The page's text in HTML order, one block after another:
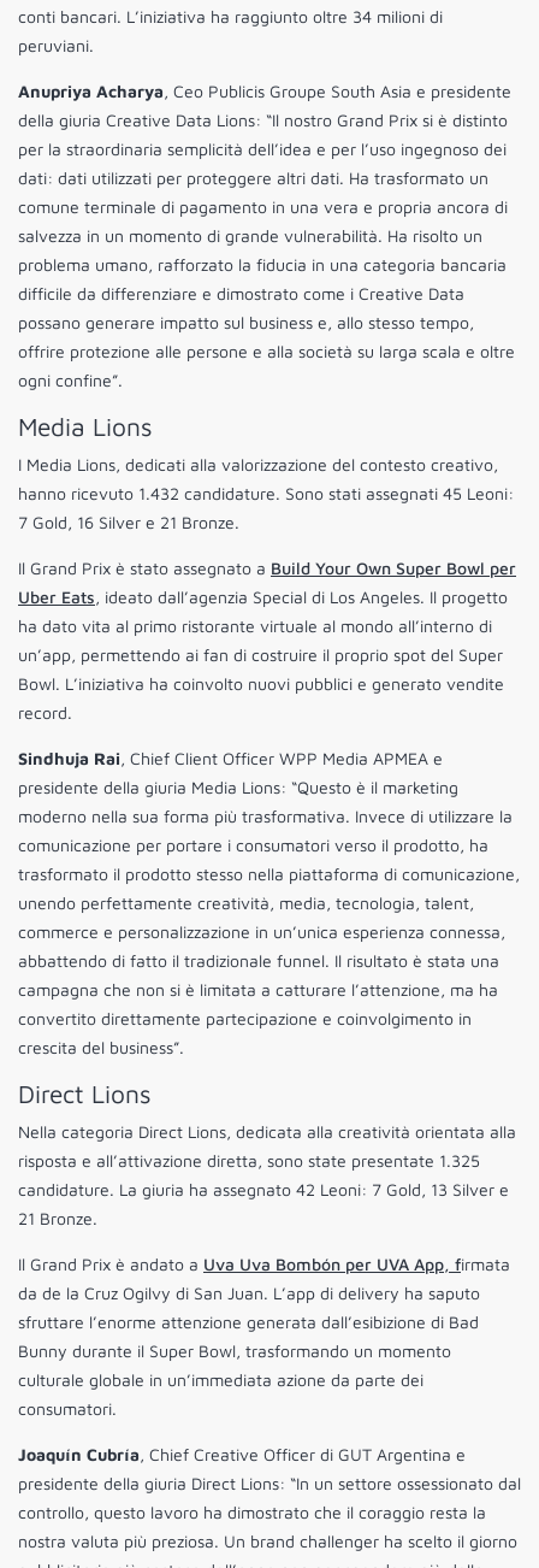
conti bancari. L’iniziativa ha raggiunto oltre 34 milioni di
peruviani.
Anupriya Acharya, Ceo Publicis Groupe South Asia e presidente
della giuria Creative Data Lions: “Il nostro Grand Prix si è distinto
per la straordinaria semplicità dell’idea e per l’uso ingegnoso dei
dati: dati utilizzati per proteggere altri dati. Ha trasformato un
comune terminale di pagamento in una vera e propria ancora di
salvezza in un momento di grande vulnerabilità. Ha risolto un
problema umano, rafforzato la fiducia in una categoria bancaria
difficile da differenziare e dimostrato come i Creative Data
possano generare impatto sul business e, allo stesso tempo,
offrire protezione alle persone e alla società su larga scala e oltre
ogni confine”.
Media Lions
I Media Lions, dedicati alla valorizzazione del contesto creativo,
hanno ricevuto 1.432 candidature. Sono stati assegnati 45 Leoni:
7 Gold, 16 Silver e 21 Bronze.
Il Grand Prix è stato assegnato a Build Your Own Super Bowl per
Uber Eats, ideato dall’agenzia Special di Los Angeles. Il progetto
ha dato vita al primo ristorante virtuale al mondo all’interno di
un’app, permettendo ai fan di costruire il proprio spot del Super
Bowl. L’iniziativa ha coinvolto nuovi pubblici e generato vendite
record.
Sindhuja Rai, Chief Client Officer WPP Media APMEA e
presidente della giuria Media Lions: “Questo è il marketing
moderno nella sua forma più trasformativa. Invece di utilizzare la
comunicazione per portare i consumatori verso il prodotto, ha
trasformato il prodotto stesso nella piattaforma di comunicazione,
unendo perfettamente creatività, media, tecnologia, talent,
commerce e personalizzazione in un’unica esperienza connessa,
abbattendo di fatto il tradizionale funnel. Il risultato è stata una
campagna che non si è limitata a catturare l’attenzione, ma ha
convertito direttamente partecipazione e coinvolgimento in
crescita del business”.
Direct Lions
Nella categoria Direct Lions, dedicata alla creatività orientata alla
risposta e all’attivazione diretta, sono state presentate 1.325
candidature. La giuria ha assegnato 42 Leoni: 7 Gold, 13 Silver e
21 Bronze.
Il Grand Prix è andato a Uva Uva Bombón per UVA App, firmata
da de la Cruz Ogilvy di San Juan. L’app di delivery ha saputo
sfruttare l’enorme attenzione generata dall’esibizione di Bad
Bunny durante il Super Bowl, trasformando un momento
culturale globale in un’immediata azione da parte dei
consumatori.
Joaquín Cubría, Chief Creative Officer di GUT Argentina e
presidente della giuria Direct Lions: “In un settore ossessionato dal
controllo, questo lavoro ha dimostrato che il coraggio resta la
nostra valuta più preziosa. Un brand challenger ha scelto il giorno